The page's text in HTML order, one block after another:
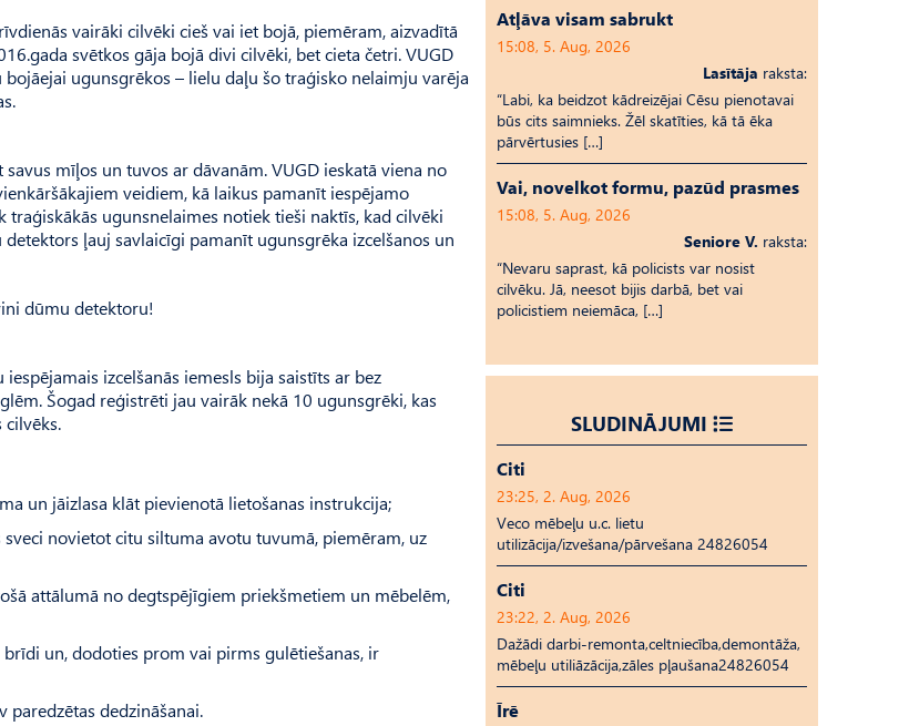
vairāki cilvēki cieš vai iet bojā, piemēram, aizvadītā
svētkos gāja bojā divi cilvēki, bet cieta četri. VUGD
ugunsgrēkos – lielu daļu šo traģisko nelaimju varēja
mīļos un tuvos ar dāvanām. VUGD ieskatā viena no
veidiem, kā laikus pamanīt iespējamo
ugunsnelaimes notiek tieši naktīs, kad cilvēki
ļauj savlaicīgi pamanīt ugunsgrēka izcelšanos un
dūmu detektoru!
izcelšanās iemesls bija saistīts ar bez
Šogad reģistrēti jau vairāk nekā 10 ugunsgrēki, kas
cilvēks.
un jāizlasa klāt pievienotā lietošanas instrukcija;
novietot citu siltuma avotu tuvumā, piemēram, uz
attālumā no degtspējīgiem priekšmetiem un mēbelēm,
un, dodoties prom vai pirms gulētiešanas, ir
paredzētas dedzināšanai.
Atļāva visam sabrukt
15:08, 5. Aug, 2026
Lasītāja raksta:
“Labi, ka beidzot kādreizējai Cēsu pienotavai
būs cits saimnieks. Žēl skatīties, kā tā ēka
pārvērtusies […]
Vai, novelkot formu, pazūd prasmes
15:08, 5. Aug, 2026
Seniore V. raksta:
“Nevaru saprast, kā policists var nosist
cilvēku. Jā, neesot bijis darbā, bet vai
policistiem neiemāca, […]
SLUDINĀJUMI
Citi
23:25, 2. Aug, 2026
Veco mēbeļu u.c. lietu
utilizācija/izvešana/pārvešana 24826054
Citi
23:22, 2. Aug, 2026
Dažādi darbi-remonta,celtniecība,demontāža,
mēbeļu utiliāzācija,zāles pļaušana24826054
Īrē